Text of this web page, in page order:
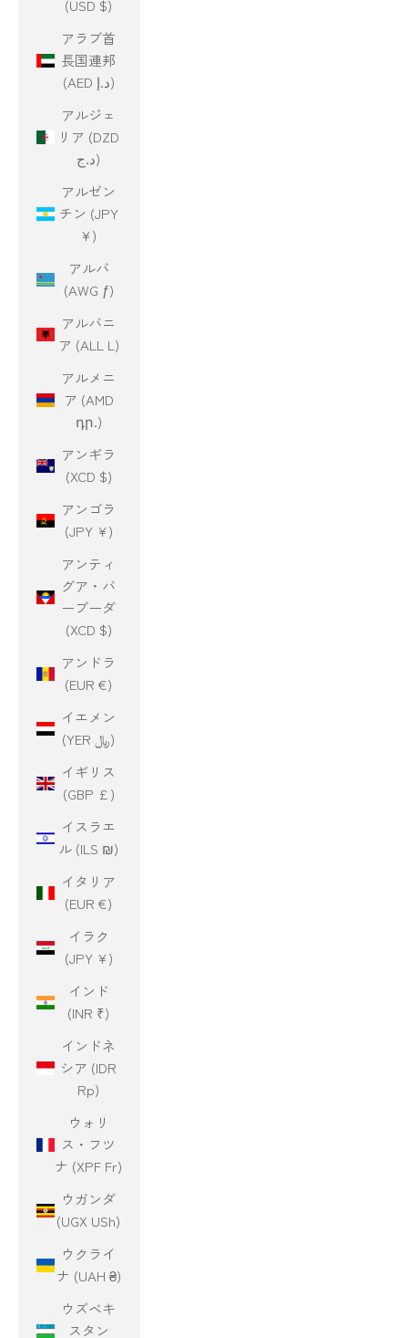
(USD $)
アラブ首
長国連邦
(AED د.إ)
アルジェ
リア (DZD
د.ج)
アルゼン
チン (JPY
¥)
アルバ
(AWG ƒ)
アルバニ
ア (ALL L)
アルメニ
ア (AMD
դր.)
アンギラ
(XCD $)
アンゴラ
(JPY ¥)
アンティ
グア・バ
ーブーダ
(XCD $)
アンドラ
(EUR €)
イエメン
(YER ﷼)
イギリス
(GBP £)
イスラエ
ル (ILS ₪)
イタリア
(EUR €)
イラク
(JPY ¥)
インド
(INR ₹)
インドネ
シア (IDR
Rp)
ウォリ
ス・フツ
ナ (XPF Fr)
ウガンダ
(UGX USh)
ウクライ
ナ (UAH ₴)
ウズベキ
スタン